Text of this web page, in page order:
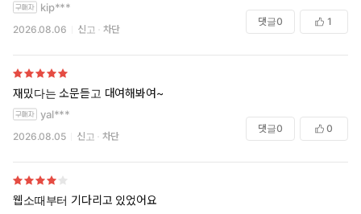
kip***
2026.08.06 신고 차단
댓글0 1
재밌다는 소문듣고 대여해봐여~
yal***
2026.08.05 신고 차단
댓글0 0
웹소때부터 기다리고 있었어요